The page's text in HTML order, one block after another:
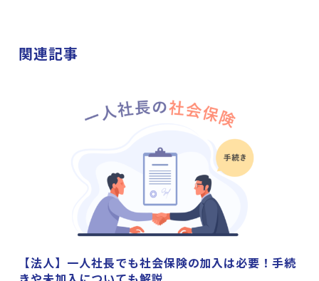
関連記事
【法人】一人社長でも社会保険の加入は必要！手続